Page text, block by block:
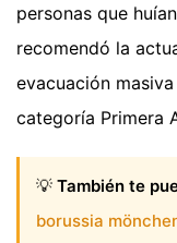
personas que
recomendó la
evacuación
categoría Primera
💡 También te
borussia